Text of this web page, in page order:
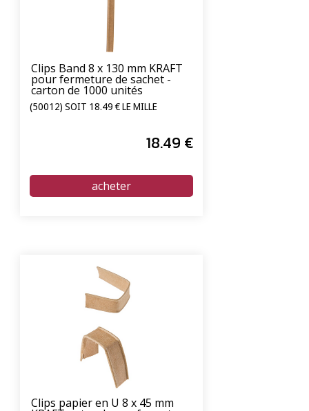
Clips Band 8 x 130 mm KRAFT
pour fermeture de sachet -
carton de 1000 unités
(50012) SOIT 18.49 € LE MILLE
18.49 €
Clips papier en U 8 x 45 mm